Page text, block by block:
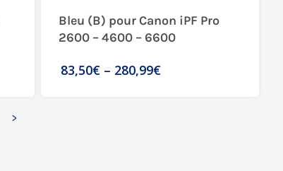
Bleu (B) pour Canon iPF Pro
2600 – 4600 – 6600
83,50€ – 280,99€
>